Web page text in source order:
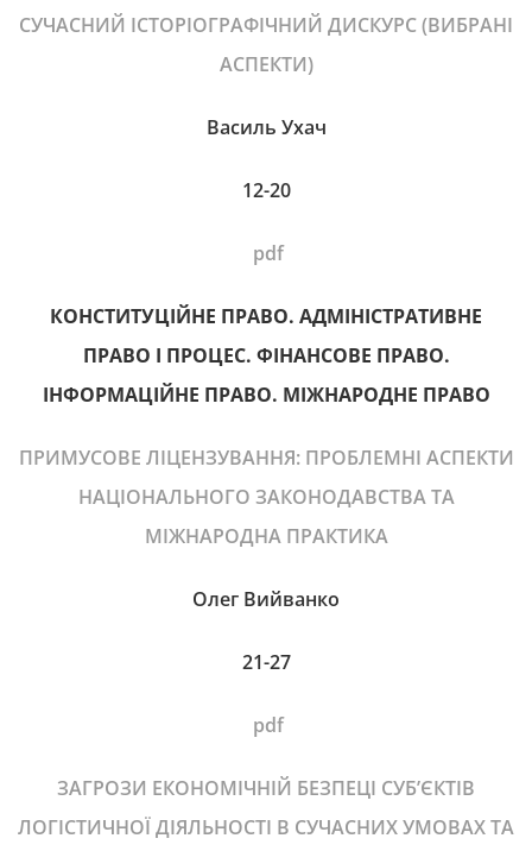
СУЧАСНИЙ ІСТОРІОГРАФІЧНИЙ ДИСКУРС (ВИБРАНІ
АСПЕКТИ)
Василь Ухач
12-20
pdf
КОНСТИТУЦІЙНЕ ПРАВО. АДМІНІСТРАТИВНЕ
ПРАВО І ПРОЦЕС. ФІНАНСОВЕ ПРАВО.
ІНФОРМАЦІЙНЕ ПРАВО. МІЖНАРОДНЕ ПРАВО
ПРИМУСОВЕ ЛІЦЕНЗУВАННЯ: ПРОБЛЕМНІ АСПЕКТИ
НАЦІОНАЛЬНОГО ЗАКОНОДАВСТВА ТА
МІЖНАРОДНА ПРАКТИКА
Олег Вийванко
21-27
pdf
ЗАГРОЗИ ЕКОНОМІЧНІЙ БЕЗПЕЦІ СУБ’ЄКТІВ
ЛОГІСТИЧНОЇ ДІЯЛЬНОСТІ В СУЧАСНИХ УМОВАХ ТА